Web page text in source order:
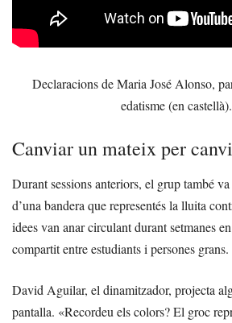
Declaracions de Maria José Alonso,
edatisme (en castellà).
Canviar un mateix per
Durant sessions anteriors, el grup també
d’una bandera que representés la lluita
idees van anar circulant durant setmanes
compartit entre estudiants i persones grans.
David Aguilar, el dinamitzador, projecta
pantalla. «Recordeu els colors? El groc